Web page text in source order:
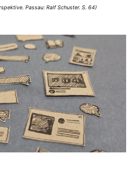
Passau: Ralf Schuster. S. 64)